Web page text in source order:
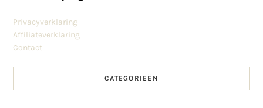
Privacyverklaring
Affiliateverklaring
Contact
CATEGORIEËN